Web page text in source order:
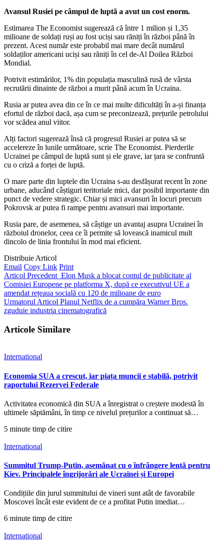
Avansul Rusiei pe câmpul de luptă a avut un cost enorm.
Estimarea The Economist sugerează că între 1 milion și 1,35
milioane de soldați ruși au fost uciși sau răniți în război până în
prezent. Acest număr este probabil mai mare decât numărul
soldaților americani uciși sau răniți în cel de-Al Doilea Război
Mondial.
Potrivit estimărilor, 1% din populația masculină rusă de vârsta
recrutării dinainte de război a murit până acum în Ucraina.
Rusia ar putea avea din ce în ce mai multe dificultăți în a-și finanța
efortul de război dacă, așa cum se preconizează, prețurile petrolului
vor scădea anul viitor.
Alți factori sugerează însă că progresul Rusiei ar putea să se
accelereze în lunile următoare, scrie The Economist. Pierderile
Ucrainei pe câmpul de luptă sunt și ele grave, iar țara se confruntă
cu o criză a forței de luptă.
O mare parte din luptele din Ucraina s-au desfășurat recent în zone
urbane, aducând câștiguri teritoriale mici, dar posibil importante din
punct de vedere strategic. Chiar și mici avansuri în locuri precum
Pokrovsk ar putea fi rampe pentru avansuri mai importante.
Rusia pare, de asemenea, să câștige un avantaj asupra Ucrainei în
războiul dronelor, ceea ce îi permite să lovească inamicul mult
dincolo de linia frontului în mod mai eficient.
Distribuie Articol
Email Copy Link Print
Articol Precedent Elon Musk a blocat contul de publicitate al
Comisiei Europene pe platforma X, după ce executivul UE a
amendat rețeaua socială cu 120 de milioane de euro
Urmatorul Articol Planul Netflix de a cumpăra Warner Bros.
zguduie industria cinematografică
Articole Similare
International
Economia SUA a crescut, iar piața muncii e stabilă, potrivit
raportului Rezervei Federale
Activitatea economică din SUA a înregistrat o creștere modestă în
ultimele săptămâni, în timp ce nivelul prețurilor a continuat să…
5 minute timp de citire
International
Summitul Trump-Putin, asemănat cu o înfrângere lentă pentru
Kiev. Principalele îngrijorări ale Ucrainei și Europei
Condițiile din jurul summitului de vineri sunt atât de favorabile
Moscovei încât este evident de ce a profitat Putin imediat…
6 minute timp de citire
International